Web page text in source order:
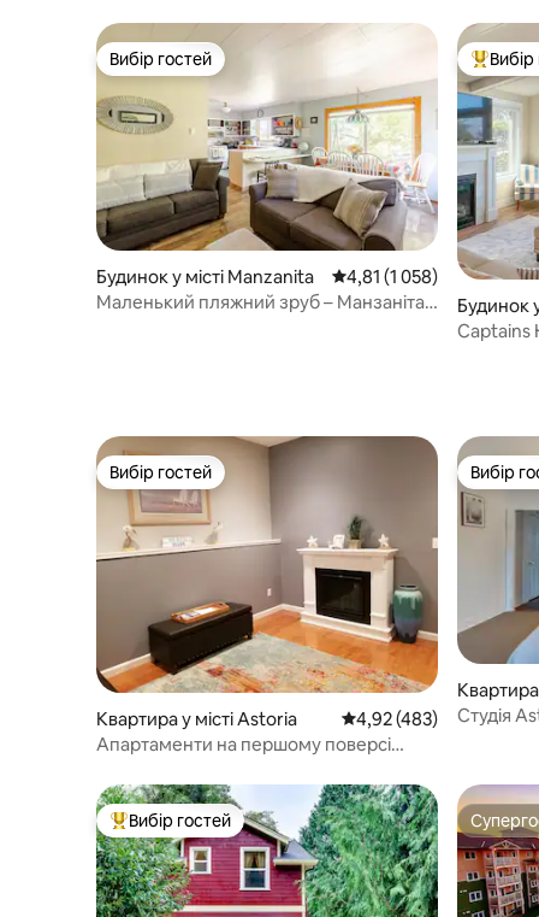
електромобіль
Вибір гостей
Вибір гостей
Будинок у місті Manzanita Середня оцінка: 4,81 з
4,81 (1 058)
Маленький пляжний зруб – Манзаніта,
Топ
Будинок
Captains
2 хв
Вибір гостей
Вибір гостей
Квартира у місті Astoria Середня оцінка: 4,92 з
4,92 (483)
Апартаменти на першому поверсі
Вибір
Вибір
Студія
Топ вибір гостей
Вибір гостей